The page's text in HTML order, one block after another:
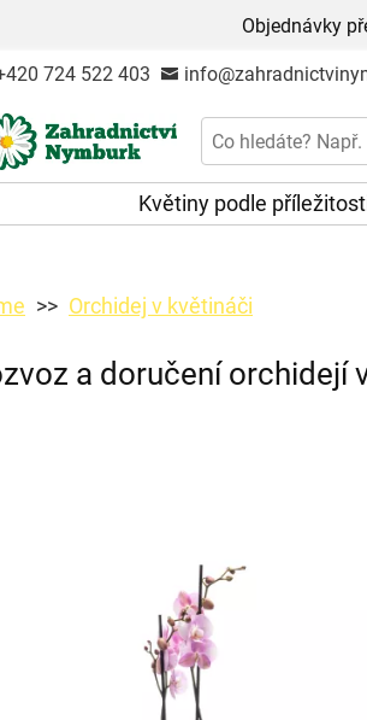
Objednávky
724 522 403
Květiny podle
Orchidej v květináči
a doručení orchidejí